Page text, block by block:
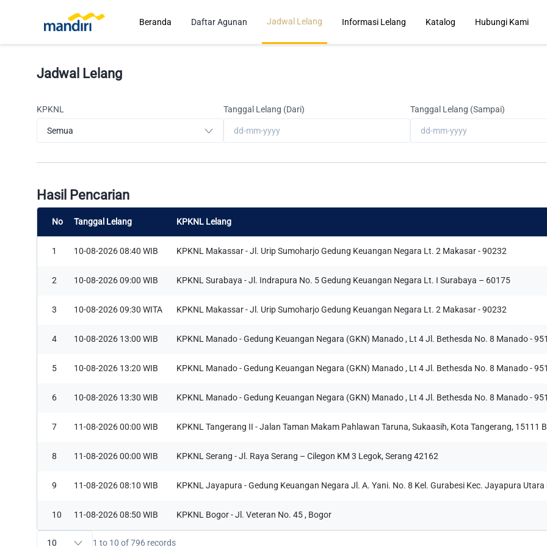
Beranda Daftar Agunan Jadwal Lelang Informasi Lelang Katalog Hubungi Kami
Dapatkan Penawaran Terbaik Sekarang Juga!
Email* Kota/Kabupaten *
-
Pesan*
Saya dengan ini menyatakan setuju dan memberikan izin kepada PT
memahami bahwa data saya akan dikelola dengan aman dan
dengan Kebijakan Privasi dan peraturan perundangan yang berlaku.*
Selamat Datang
Lupa Password?
Tautan akan dikirimkan melalui email.
Masukkan Alamat Email Anda
Daftar Akun Baru
proses pendaftaran akun
Nama Lengkap Email
Kota Domisili
Lelang.*
Jadwal Lelang
KPKNL Tanggal Lelang (Dari) Tanggal Lelang (Sampai)
Hasil Pencarian
No Tanggal Lelang
column
by
KPKNL Sort
column
by
Lelang
1 10-08-2026 08:40 WIB KPKNL Makassar - Jl. Urip Sumoharjo Gedung Keuangan Negara Lt. 2 Makasar - 90232
2 10-08-2026 09:00 WIB KPKNL Surabaya - Jl. Indrapura No. 5 Gedung Keuangan Negara Lt. I Surabaya – 60175
3 10-08-2026 09:30 WITA KPKNL Makassar - Jl. Urip Sumoharjo Gedung Keuangan Negara Lt. 2 Makasar - 90232
4 10-08-2026 13:00 WIB KPKNL Manado - Gedung Keuangan Negara (GKN) Manado , Lt 4 Jl. Bethesda No. 8 Manado -
5 10-08-2026 13:20 WIB KPKNL Manado - Gedung Keuangan Negara (GKN) Manado , Lt 4 Jl. Bethesda No. 8 Manado -
6 10-08-2026 13:30 WIB KPKNL Manado - Gedung Keuangan Negara (GKN) Manado , Lt 4 Jl. Bethesda No. 8 Manado -
7 11-08-2026 00:00 WIB KPKNL Tangerang II - Jalan Taman Makam Pahlawan Taruna, Sukaasih, Kota Tangerang, 15111
8 11-08-2026 00:00 WIB KPKNL Serang - Jl. Raya Serang – Cilegon KM 3 Legok, Serang 42162
9 11-08-2026 08:10 WIB KPKNL Jayapura - Gedung Keuangan Negara Jl. A. Yani. No. 8 Kel. Gurabesi Kec. Jayapura
10 11-08-2026 08:50 WIB KPKNL Bogor - Jl. Veteran No. 45 , Bogor
1 to 10 of 796 records